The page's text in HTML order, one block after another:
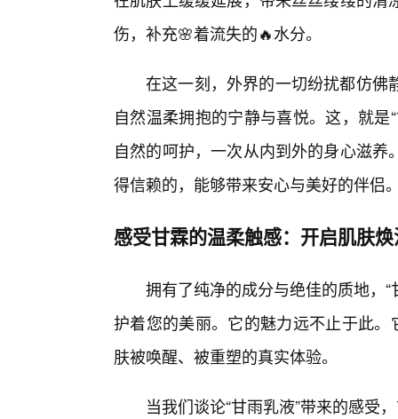
伤，补充🌸着流失的🔥水分。
在这一刻，外界的一切纷扰都仿佛
自然温柔拥抱的宁静与喜悦。这，就
自然的呵护，一次从内到外的身心滋
得信赖的，能够带来安心与美好的伴侣
感受甘霖的温柔触感：开启肌肤
拥有了纯净的成分与绝佳的质地，
护着您的美丽。它的魅力远不止于此
肤被唤醒、被重塑的真实体验。
当我们谈论“甘雨乳液”带来的感受